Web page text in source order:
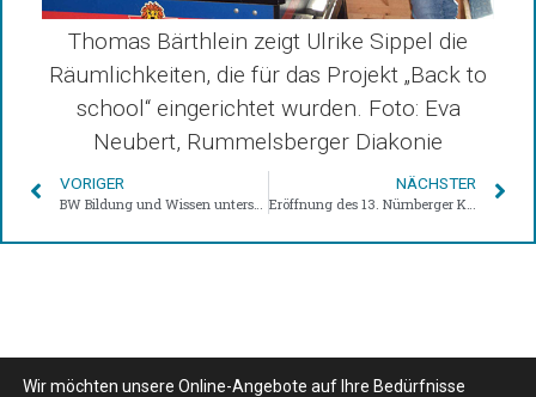
Thomas Bärthlein zeigt Ulrike Sippel die
Räumlichkeiten, die für das Projekt „Back to
school“ eingerichtet wurden. Foto: Eva
Neubert, Rummelsberger Diakonie
VORIGER NÄCHSTER
Wir möchten unsere Online-Angebote auf Ihre Bedürfnisse